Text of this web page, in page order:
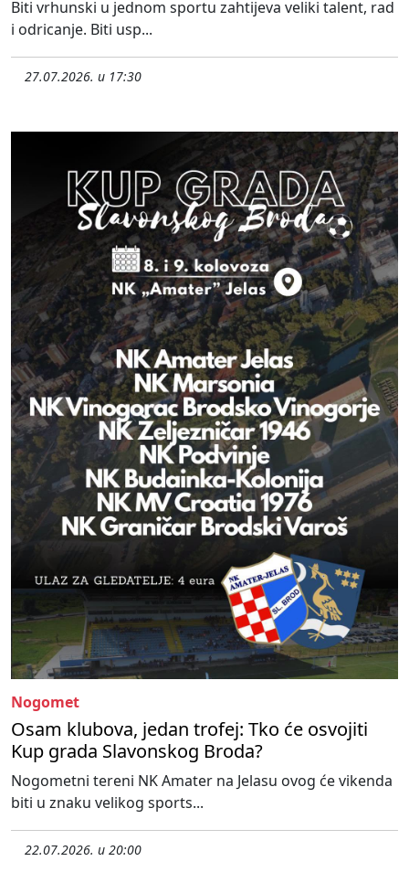
Biti vrhunski u jednom sportu zahtijeva veliki talent, rad
i odricanje. Biti usp...
27.07.2026. u 17:30
Nogomet
Osam klubova, jedan trofej: Tko će osvojiti
Kup grada Slavonskog Broda?
Nogometni tereni NK Amater na Jelasu ovog će vikenda
biti u znaku velikog sports...
22.07.2026. u 20:00